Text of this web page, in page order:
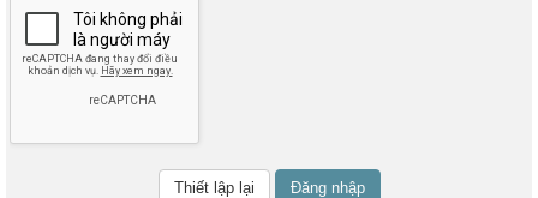
Đăng nhập